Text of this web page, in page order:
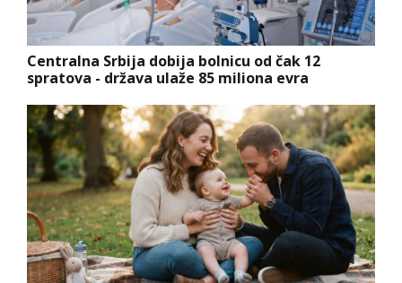
Centralna Srbija dobija bolnicu od čak 12
spratova - država ulaže 85 miliona evra